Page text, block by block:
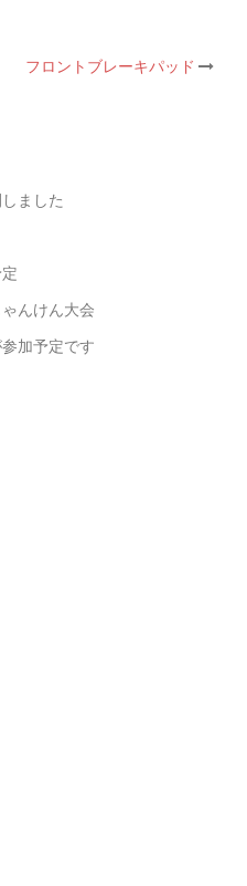
フロントブレーキパッド
ました
んけん大会
加予定です